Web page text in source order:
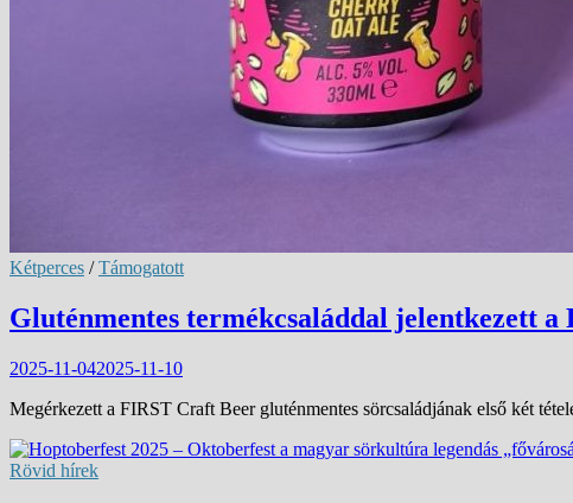
Kétperces /Támogatott
Gluténmentes termékcsaláddal jelentkezett a
2025-11-042025-11-10
Megérkezett a FIRST Craft Beer gluténmentes sörcsaládjának első két
Rövid hírek